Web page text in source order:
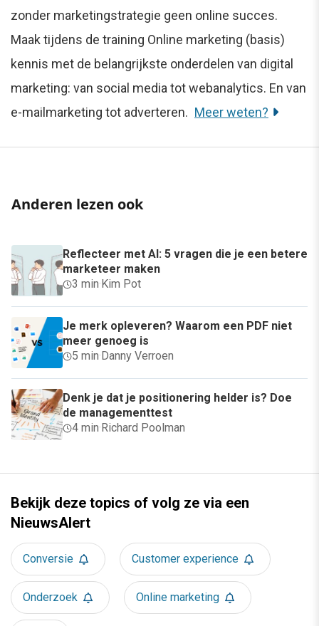
zonder marketingstrategie geen online succes.
Maak tijdens de training Online marketing (basis)
kennis met de belangrijkste onderdelen van digital
marketing: van social media tot webanalytics. En van
e-mailmarketing tot adverteren. Meer weten?
Anderen lezen ook
Reflecteer met AI: 5 vragen die je een betere
marketeer maken
3 min· Kim Pot
Je merk opleveren? Waarom een PDF niet
meer genoeg is
5 min· Danny Verroen
Denk je dat je positionering helder is? Doe
de managementtest
4 min· Richard Poolman
Bekijk deze topics of volg ze via een
NieuwsAlert
Conversie Customer experience
Onderzoek Online marketing